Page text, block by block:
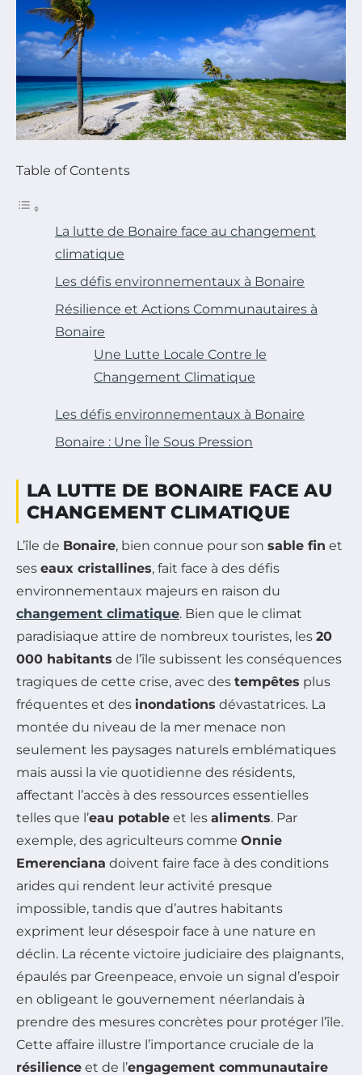
Table of Contents
La lutte de Bonaire face au changement
climatique
Les défis environnementaux à Bonaire
Résilience et Actions Communautaires à
Bonaire
Une Lutte Locale Contre le
Changement Climatique
Les défis environnementaux à Bonaire
Bonaire : Une Île Sous Pression
LA LUTTE DE BONAIRE FACE AU
CHANGEMENT CLIMATIQUE
L’île de Bonaire, bien connue pour son sable fin et
ses eaux cristallines, fait face à des défis
environnementaux majeurs en raison du
changement climatique. Bien que le climat
paradisiaque attire de nombreux touristes, les 20
000 habitants de l’île subissent les conséquences
tragiques de cette crise, avec des tempêtes plus
fréquentes et des inondations dévastatrices. La
montée du niveau de la mer menace non
seulement les paysages naturels emblématiques
mais aussi la vie quotidienne des résidents,
affectant l’accès à des ressources essentielles
telles que l’eau potable et les aliments. Par
exemple, des agriculteurs comme Onnie
Emerenciana doivent faire face à des conditions
arides qui rendent leur activité presque
impossible, tandis que d’autres habitants
expriment leur désespoir face à une nature en
déclin. La récente victoire judiciaire des plaignants,
épaulés par Greenpeace, envoie un signal d’espoir
en obligeant le gouvernement néerlandais à
prendre des mesures concrètes pour protéger l’île.
Cette affaire illustre l’importance cruciale de la
résilience et de l’engagement communautaire